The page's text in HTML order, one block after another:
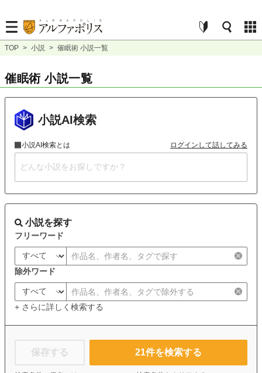
TOP > 小説 > 催眠術 小説一覧
催眠術 小説一覧
小説AI検索
小説AI検索とは ログインして話してみる
小説を探す
フリーワード
除外ワード
+ さらに詳しく検索する
保存する 21件を検索する